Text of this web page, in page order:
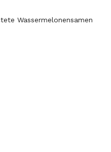
Wassermelonensamen